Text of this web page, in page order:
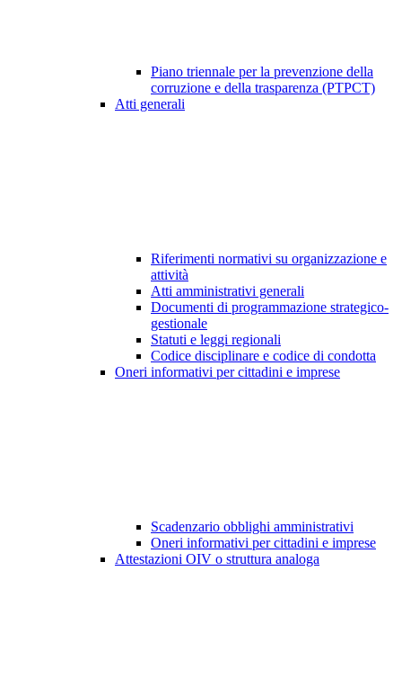
Piano triennale per la prevenzione della
corruzione e della trasparenza (PTPCT)
Atti generali
Riferimenti normativi su organizzazione e
attività
Atti amministrativi generali
Documenti di programmazione strategico-
gestionale
Statuti e leggi regionali
Codice disciplinare e codice di condotta
Oneri informativi per cittadini e imprese
Scadenzario obblighi amministrativi
Oneri informativi per cittadini e imprese
Attestazioni OIV o struttura analoga